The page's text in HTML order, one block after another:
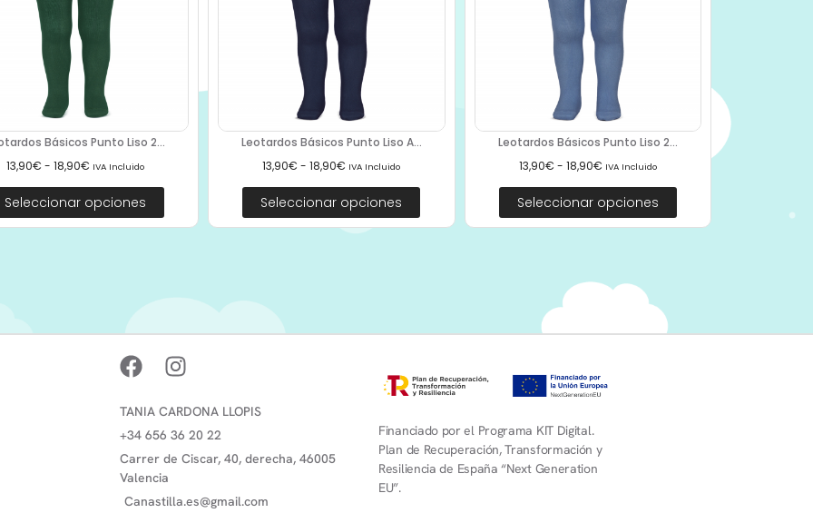
Básicos Punto Liso 2...
13,90€ - 18,90€ IVA Incluido
Seleccionar opciones
Leotardos Básicos Punto Liso A...
13,90€ - 18,90€ IVA Incluido
Seleccionar opciones
Leotardos Básicos Punto Liso 2...
13,90€ - 18,90€ IVA Incluido
Seleccionar opciones
TANIA CARDONA LLOPIS
+34 656 36 20 22
Carrer de Ciscar, 40, derecha, 46005
Valencia
Canastilla.es@gmail.com
Financiado por el Programa KIT Digital.
Plan de Recuperación, Transformación y
Resiliencia de España “Next Generation
EU”.